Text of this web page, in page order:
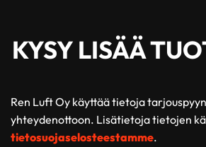
KYSY LISÄÄ
Ren Luft Oy käyttää tietoja
yhteydenottoon. Lisätietoja tietojen
tietosuojaselosteestamme.